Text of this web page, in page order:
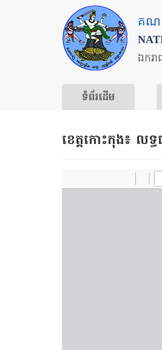
គណៈ
ឯករា
ទំព័រ​ដើម
ខេត្ត​កោះកុង​៖ លទ្